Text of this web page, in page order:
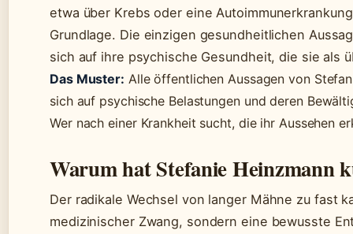
etwa über Krebs oder eine
Grundlage. Die einzigen gesundheitlichen
sich auf ihre psychische Gesundheit, die sie als
Das Muster: Alle öffentlichen Aussagen von
sich auf psychische Belastungen und deren
Wer nach einer Krankheit sucht, die ihr Aussehen
Warum hat Stefanie Heinzmann
Der radikale Wechsel von langer Mähne zu fast
medizinischer Zwang, sondern eine bewusste